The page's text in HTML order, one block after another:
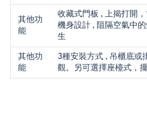
其他功
能
收藏式門板 , 上揭打開
機身設計 , 阻隔空氣中
生
其他功
能
3種安裝方式 , 吊櫃底或
觀。另可選擇座檯式，